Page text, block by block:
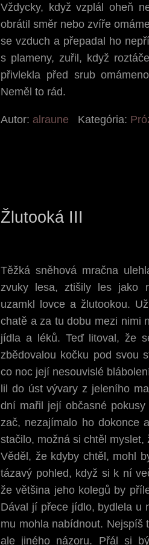
Vždycky, když vzplál oheň
obrátil směr nebo zvíře
se vzduch a přepadal ho
s plameny, zuřil, když
přivlekla před srub
Neměl to rád.
Autor: alraune Kategória:
Žlutooká III
Těžká sněhová mračna
zvuky lesa, ztišily les jako
uzamkl lovce a žlutookou.
chatě a za tu dobu mezi nimi
jídla a léků. Teď litoval, že
zbědovalou kočku pod svou
co noc její nesouvislé
lil do úst vývary z jeleního
dní mařil její občasné
zač, nezajímalo ho dokonce
stačilo, možná si chtěl
Věděl, že kdyby chtěl, mohl
tázavý pohled, když si k ní
že většina jeho kolegů by
Dával jí přece jídlo, bydlela u
mu mohla nabídnout. Nejspíš
ale jiného názoru. Přál si